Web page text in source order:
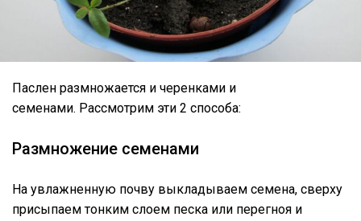
Паслен размножается и черенками и
семенами. Рассмотрим эти 2 способа:
Размножение семенами
На увлажненную почву выкладываем семена, сверху
присыпаем тонким слоем песка или перегноя и